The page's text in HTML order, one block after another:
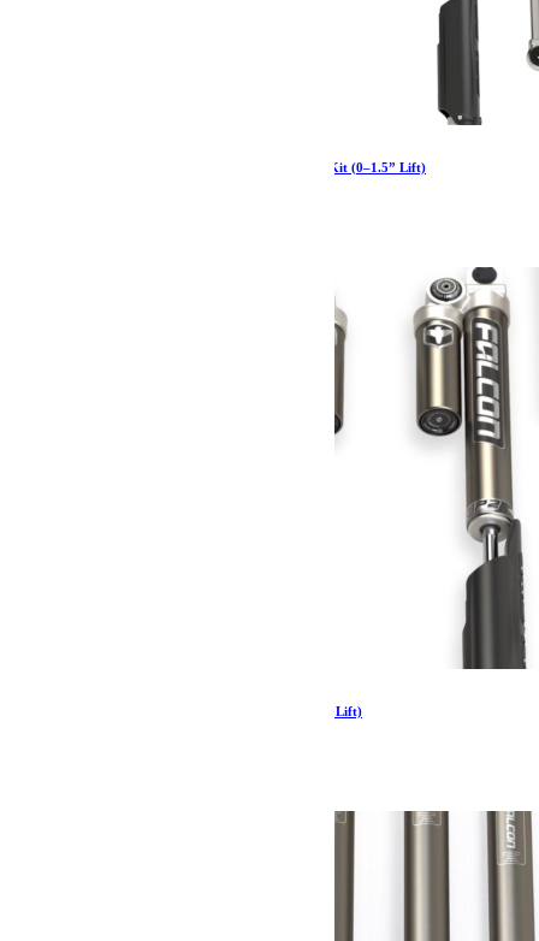
JT: Falcon SP2 3.5 e-Adjust Piggyback Shock Kit (0–1.5” Lift)
JT: Falcon SP2 3.1 Piggyback Shock Kit (2–3” Lift)